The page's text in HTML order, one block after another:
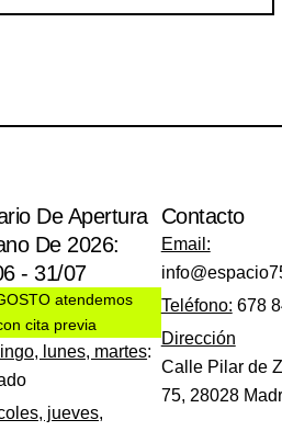
De Apertura
De 2026:
- 31/07
atendemos
cita previa
lunes, martes:
jueves,
Contacto
Email:
Teléfono: 678
Dirección
Calle Pilar de
75, 28028